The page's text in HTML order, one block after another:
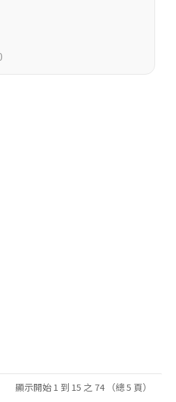
顯示開始 1 到 15 之 74 （總 5 頁）